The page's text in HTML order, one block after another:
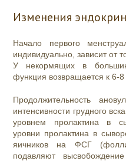
Изменения
Начало первого
индивидуально, зависит от
У некормящих в
функция возвращается к 6-
Продолжительность
интенсивности грудного
уровнем пролактина в
уровни пролактина в
яичников на ФСГ
подавляют